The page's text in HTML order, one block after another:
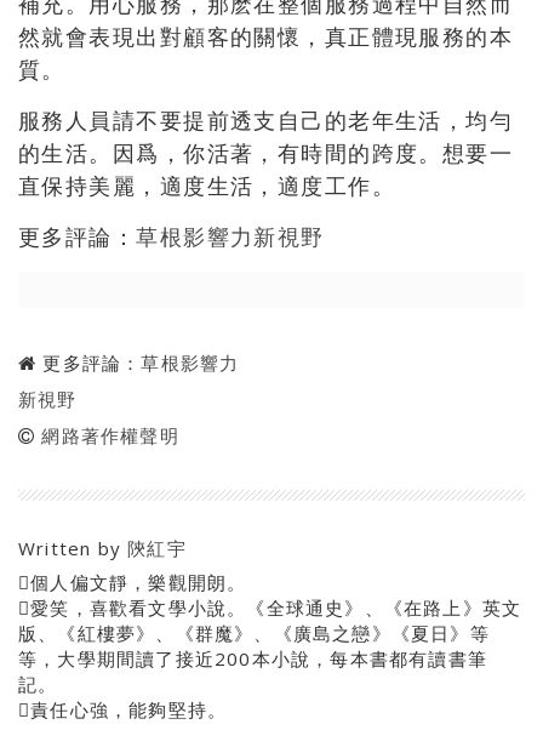
然就會表現出對顧客的關懷，真正體現服務的本
質。
服務人員請不要提前透支自己的老年生活，均勻
的生活。因爲，你活著，有時間的跨度。想要一
直保持美麗，適度生活，適度工作。
更多評論：草根影響力新視野
更多評論：草根影響力
新視野
網路著作權聲明
Written by陝紅宇
個人偏文靜，樂觀開朗。
愛笑，喜歡看文學小說。《全球通史》、《在路上》英文
版、《紅樓夢》、《群魔》、《廣島之戀》《夏日》等
等，大學期間讀了接近200本小說，每本書都有讀書筆
記。
責任心強，能夠堅持。